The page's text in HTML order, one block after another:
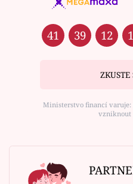
41 39 12
ZKUSTE
Ministerstvo financí varuje:
vzniknout